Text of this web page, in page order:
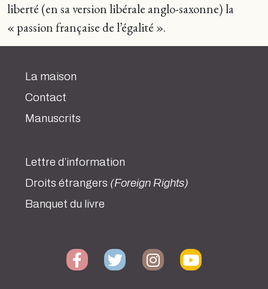
liberté (en sa version libérale anglo-saxonne) la
« passion française de l’égalité ».
La maison
Contact
Manuscrits
Lettre d’information
Droits étrangers (Foreign Rights)
Banquet du livre